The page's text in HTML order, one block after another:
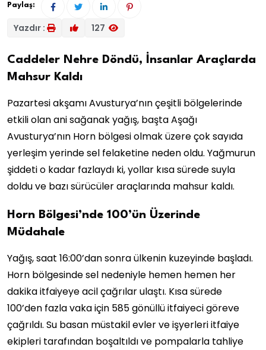
Paylaş:
Yazdır : 127
Caddeler Nehre Döndü, İnsanlar Araçlarda
Mahsur Kaldı
Pazartesi akşamı Avusturya’nın çeşitli bölgelerinde
etkili olan ani sağanak yağış, başta Aşağı
Avusturya’nın Horn bölgesi olmak üzere çok sayıda
yerleşim yerinde sel felaketine neden oldu. Yağmurun
şiddeti o kadar fazlaydı ki, yollar kısa sürede suyla
doldu ve bazı sürücüler araçlarında mahsur kaldı.
Horn Bölgesi’nde 100’ün Üzerinde
Müdahale
Yağış, saat 16:00’dan sonra ülkenin kuzeyinde başladı.
Horn bölgesinde sel nedeniyle hemen hemen her
dakika itfaiyeye acil çağrılar ulaştı. Kısa sürede
100’den fazla vaka için 585 gönüllü itfaiyeci göreve
çağrıldı. Su basan müstakil evler ve işyerleri itfaiye
ekipleri tarafından boşaltıldı ve pompalarla tahliye